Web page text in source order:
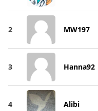
2 MW197
3 Hanna92
4 Alibi